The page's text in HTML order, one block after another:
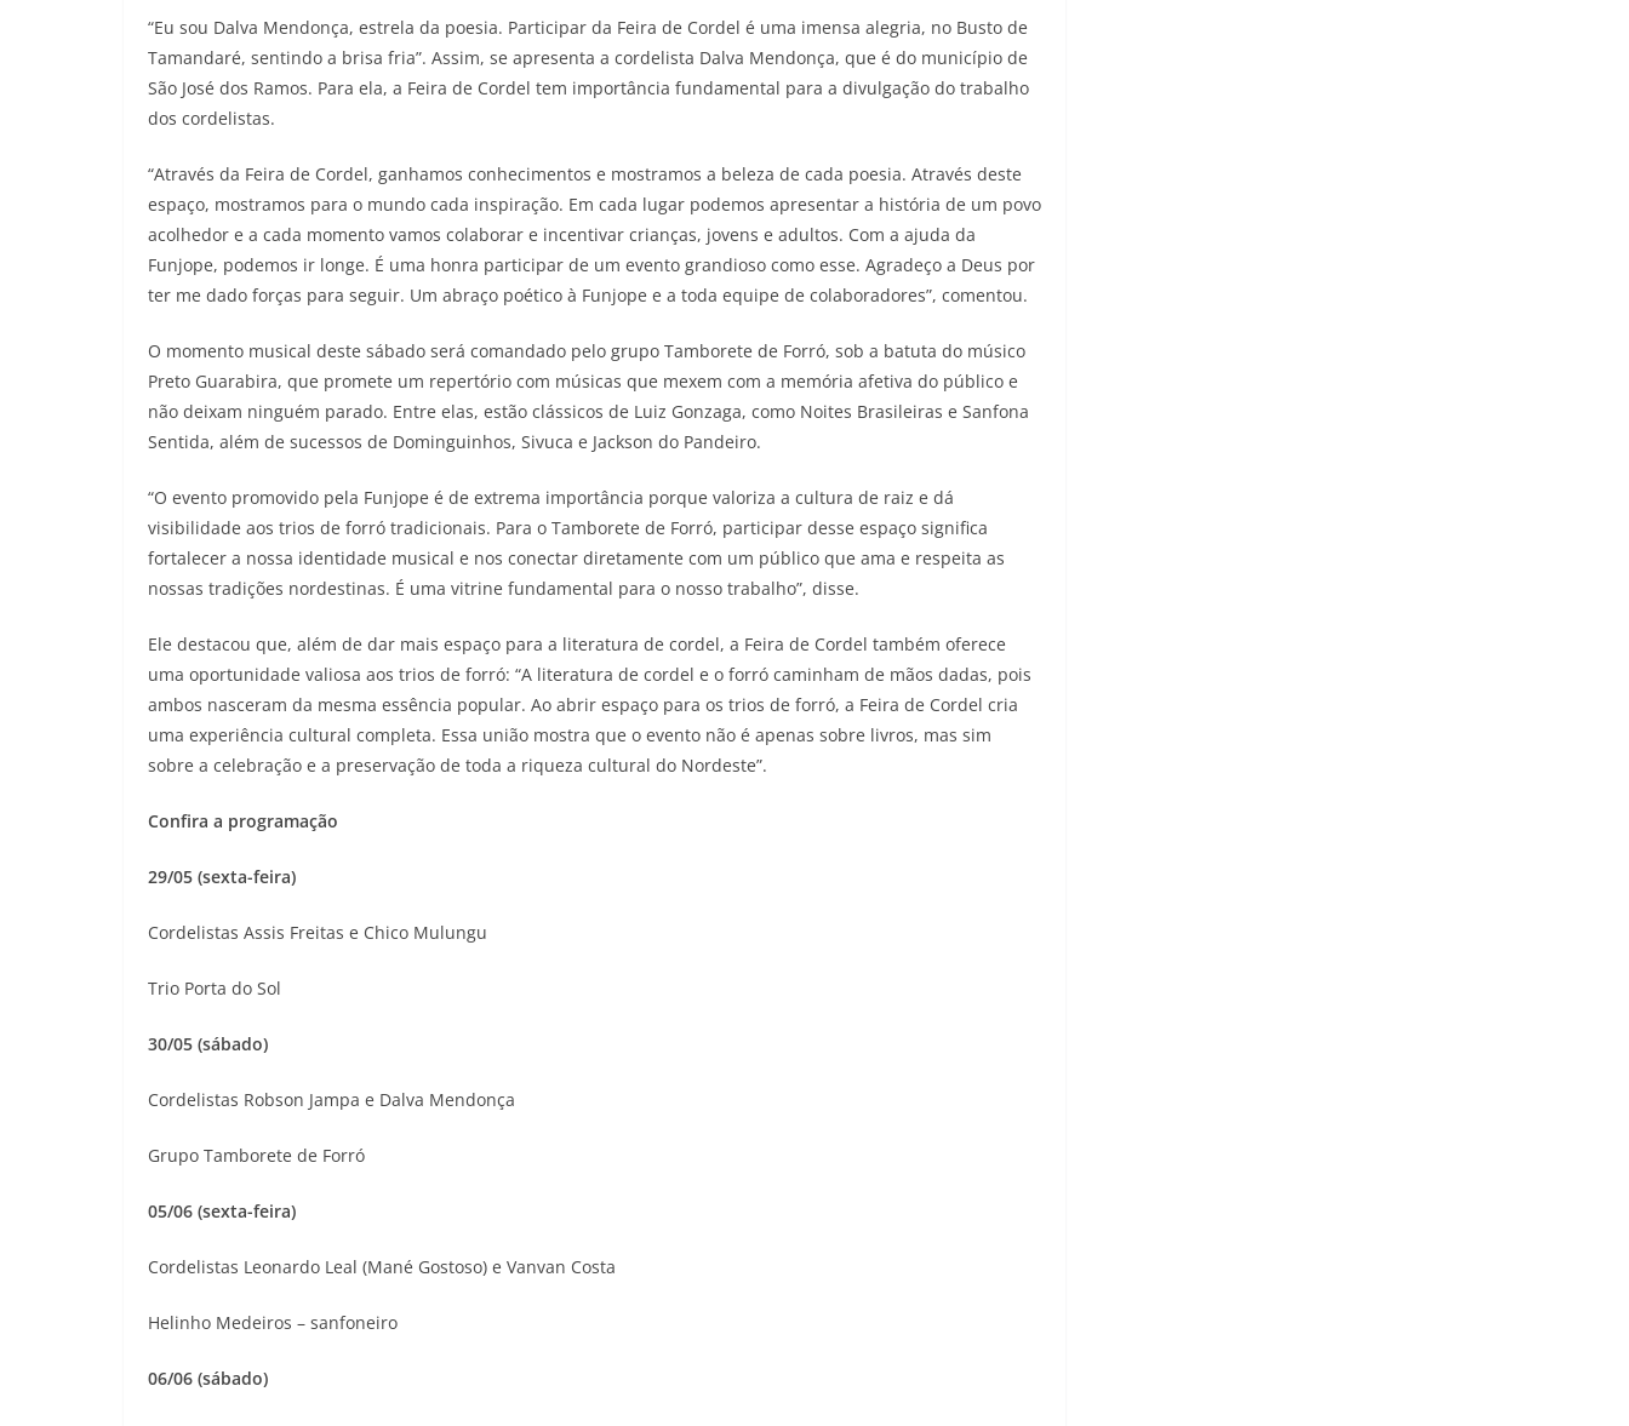
“Eu sou Dalva Mendonça, estrela da poesia. Participar da Feira de Cordel é uma imensa alegria, no Busto de
Tamandaré, sentindo a brisa fria”. Assim, se apresenta a cordelista Dalva Mendonça, que é do município de
São José dos Ramos. Para ela, a Feira de Cordel tem importância fundamental para a divulgação do trabalho
dos cordelistas.
“Através da Feira de Cordel, ganhamos conhecimentos e mostramos a beleza de cada poesia. Através deste
espaço, mostramos para o mundo cada inspiração. Em cada lugar podemos apresentar a história de um povo
acolhedor e a cada momento vamos colaborar e incentivar crianças, jovens e adultos. Com a ajuda da
Funjope, podemos ir longe. É uma honra participar de um evento grandioso como esse. Agradeço a Deus por
ter me dado forças para seguir. Um abraço poético à Funjope e a toda equipe de colaboradores”, comentou.
O momento musical deste sábado será comandado pelo grupo Tamborete de Forró, sob a batuta do músico
Preto Guarabira, que promete um repertório com músicas que mexem com a memória afetiva do público e
não deixam ninguém parado. Entre elas, estão clássicos de Luiz Gonzaga, como Noites Brasileiras e Sanfona
Sentida, além de sucessos de Dominguinhos, Sivuca e Jackson do Pandeiro.
“O evento promovido pela Funjope é de extrema importância porque valoriza a cultura de raiz e dá
visibilidade aos trios de forró tradicionais. Para o Tamborete de Forró, participar desse espaço significa
fortalecer a nossa identidade musical e nos conectar diretamente com um público que ama e respeita as
nossas tradições nordestinas. É uma vitrine fundamental para o nosso trabalho”, disse.
Ele destacou que, além de dar mais espaço para a literatura de cordel, a Feira de Cordel também oferece
uma oportunidade valiosa aos trios de forró: “A literatura de cordel e o forró caminham de mãos dadas, pois
ambos nasceram da mesma essência popular. Ao abrir espaço para os trios de forró, a Feira de Cordel cria
uma experiência cultural completa. Essa união mostra que o evento não é apenas sobre livros, mas sim
sobre a celebração e a preservação de toda a riqueza cultural do Nordeste”.
Confira a programação
29/05 (sexta-feira)
Cordelistas Assis Freitas e Chico Mulungu
Trio Porta do Sol
30/05 (sábado)
Cordelistas Robson Jampa e Dalva Mendonça
Grupo Tamborete de Forró
05/06 (sexta-feira)
Cordelistas Leonardo Leal (Mané Gostoso) e Vanvan Costa
Helinho Medeiros – sanfoneiro
06/06 (sábado)